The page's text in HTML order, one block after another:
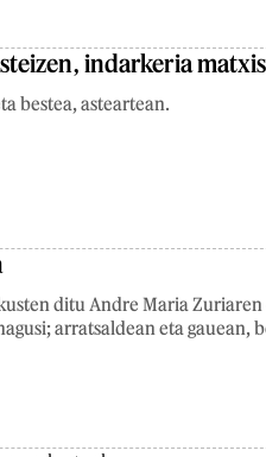
indarkeria
bestea, asteartean.
ditu Andre Maria Zuriaren
arratsaldean eta gauean,